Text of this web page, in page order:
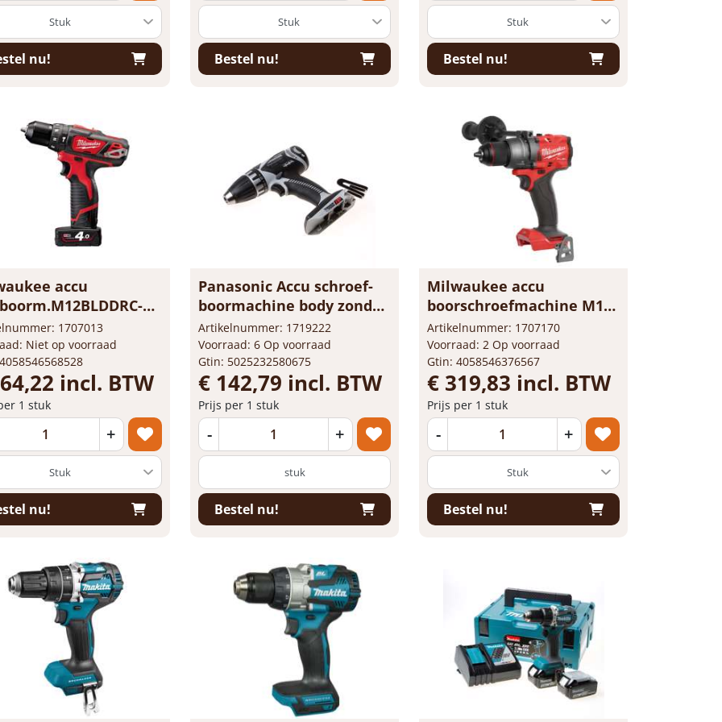
nu! Bestel nu! Bestel nu!
accu
1707013
Niet op voorraad
incl. BTW
1 stuk
+
nu!
Panasonic Accu schroef-
boormachine body zonder
lader en accu's EY7441X32
Artikelnummer: 1719222
Voorraad: 6 Op voorraad
Gtin: 5025232580675
€ 142,79 incl. BTW
Prijs per 1 stuk
- +
stuk
Bestel nu!
Milwaukee accu
boorschroefmachine M18
FDD3-0X
Artikelnummer: 1707170
Voorraad: 2 Op voorraad
Gtin: 4058546376567
€ 319,83 incl. BTW
Prijs per 1 stuk
- +
Bestel nu!